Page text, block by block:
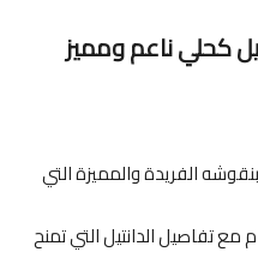
كحلي ناعم ومميز
الفريدة والمميزة التي
مع تفاصيل الدانتيل التي تمنح